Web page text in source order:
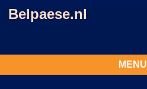
Belpaese.nl
MENU